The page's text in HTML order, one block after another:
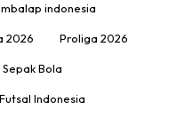
indonesia
2026 Proliga 2026
Sepak Bola
Indonesia